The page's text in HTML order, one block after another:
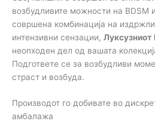
возбудливите можности на BDSM
совршена комбинација на
интензивни сензации,
неопходен дел од вашата
Подгответе се за возбудливи
страст и возбуда.
Производот го добивате во
амбалажа